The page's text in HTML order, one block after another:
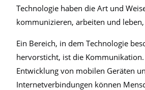
Technologie haben die Art und
kommunizieren, arbeiten und
Ein Bereich, in dem Technologie
hervorsticht, ist die
Entwicklung von mobilen Geräten
Internetverbindungen können